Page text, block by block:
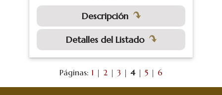
Descripción
Detalles del Listado
Páginas: 1 | 2 | 3 | 4 | 5 | 6